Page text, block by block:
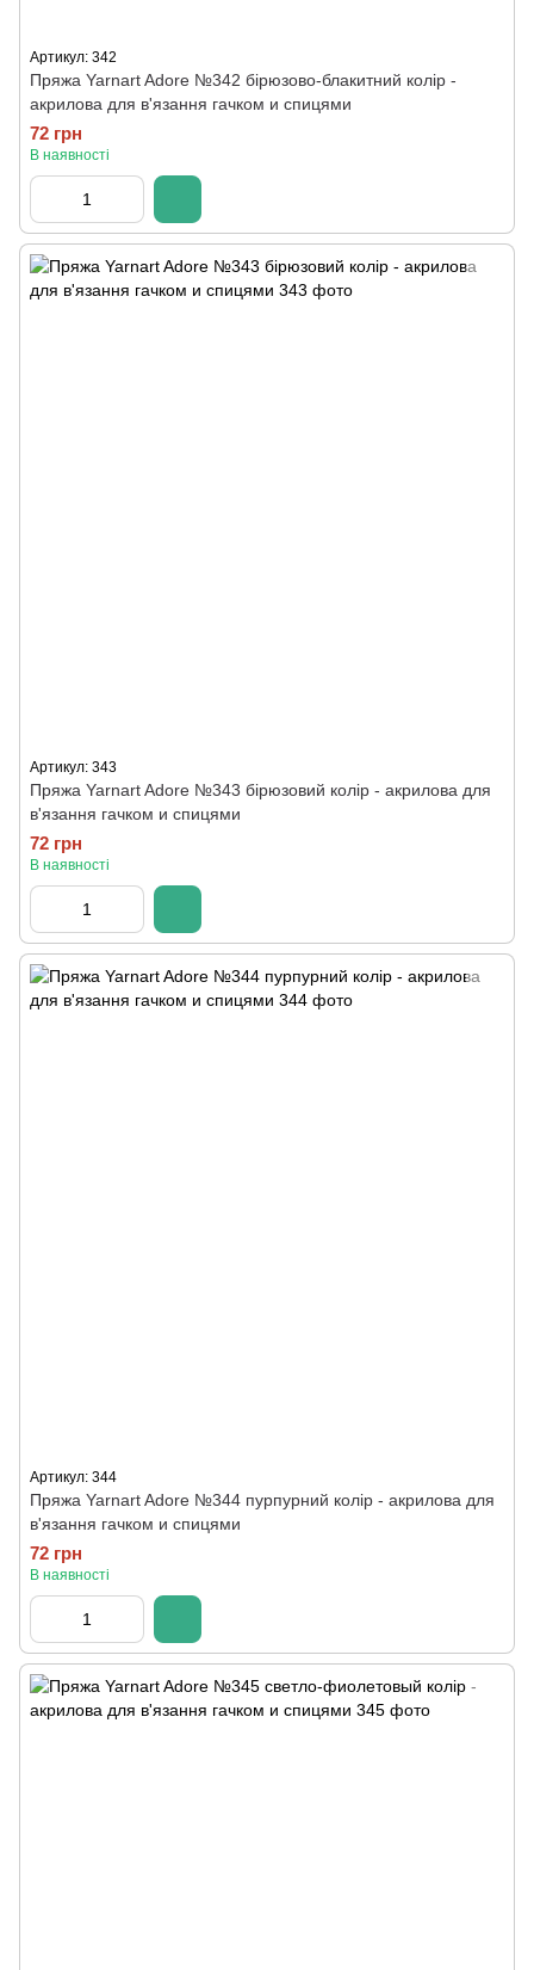
Артикул: 342
Пряжа Yarnart Adore №342 бірюзово-блакитний колір -
акрилова для в'язання гачком и спицями
72 грн
В наявності
Артикул: 343
Пряжа Yarnart Adore №343 бірюзовий колір - акрилова для
в'язання гачком и спицями
72 грн
В наявності
Артикул: 344
Пряжа Yarnart Adore №344 пурпурний колір - акрилова для
в'язання гачком и спицями
72 грн
В наявності